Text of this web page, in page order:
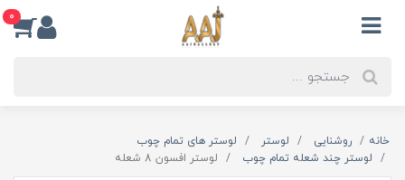
0
خانه روشنایی لوستر
لوستر های تمام چوب
لوستر چند شعله تمام چوب
لوستر افسون 8 شعله